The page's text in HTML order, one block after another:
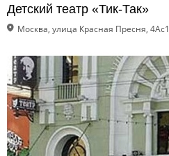
Детский театр «Тик-Так»
Москва, улица Красная Пресня, 4Ас1